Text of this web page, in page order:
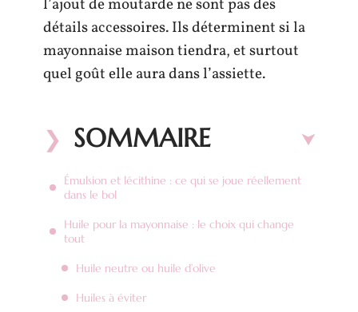
l’ajout de moutarde ne sont pas des
détails accessoires. Ils déterminent si la
mayonnaise maison tiendra, et surtout
quel goût elle aura dans l’assiette.
SOMMAIRE
Émulsion et lécithine : ce qui se joue réellement
dans le bol
Huile pour la mayonnaise : le choix qui change
tout
Huile neutre ou huile d’olive
Huiles à éviter